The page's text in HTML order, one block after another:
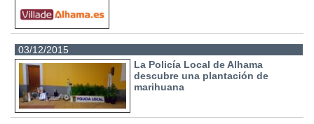
03/12/2015
La Policía Local de Alhama
descubre una plantación de
marihuana